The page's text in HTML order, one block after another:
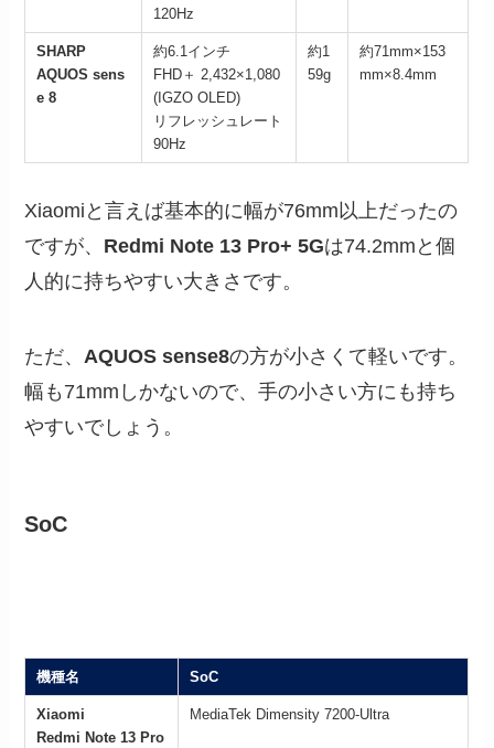
120Hz
SHARP
AQUOS sens
e 8
約6.1インチ
FHD＋ 2,432×1,080
(IGZO OLED)
リフレッシュレート
90Hz
約1
59g
約71mm×153
mm×8.4mm
Xiaomiと言えば基本的に幅が76mm以上だったの
ですが、 Redmi Note 13 Pro+ 5Gは74.2mmと個
人的に持ちやすい大きさです。
ただ、 AQUOS sense8の方が小さくて軽いです。
幅も71mmしかないので、手の小さい方にも持ち
やすいでしょう。
SoC
機種名 SoC
Xiaomi
Redmi Note 13 Pro
MediaTek Dimensity 7200-Ultra